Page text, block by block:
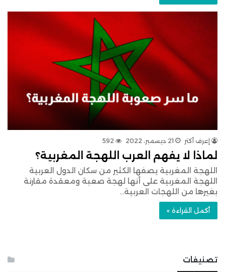
إعرف أكتر 21 ديسمبر، 2022 592
لماذا لا يفهم العرب اللهجة المغربية؟
اللهجة المغربية يصفها الكثير من سكان الدول العربية
اللهجة المغربية على أنها لهجة صعبة ومعقدة مقارنة
بغيرها من اللهجات العربية…
أكمل القراءة »
تصنيفات